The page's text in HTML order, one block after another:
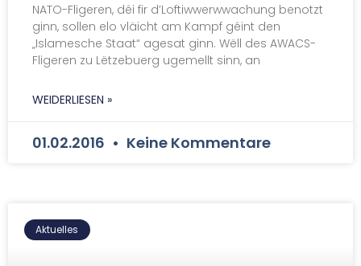
NATO-Fligeren, déi fir d’Loftiwwerwwachung benotzt
ginn, sollen elo vläicht am Kampf géint den
„Islamesche Staat“ agesat ginn. Wëll des AWACS-
Fligeren zu Lëtzebuerg ugemellt sinn, an
WEIDERLIESEN »
01.02.2016 Keine Kommentare
Aktuelles